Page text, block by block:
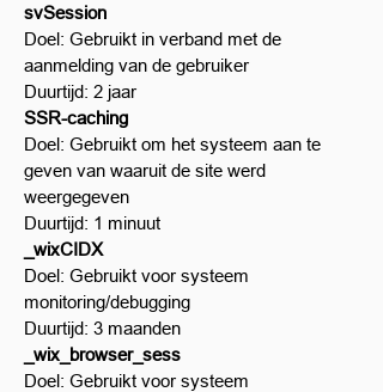
svSession
Doel: Gebruikt in verband met de
aanmelding van de gebruiker
Duurtijd: 2 jaar
SSR-caching
Doel: Gebruikt om het systeem aan te
geven van waaruit de site werd
weergegeven
Duurtijd: 1 minuut
_wixCIDX
Doel: Gebruikt voor systeem
monitoring/debugging
Duurtijd: 3 maanden
_wix_browser_sess
Doel: Gebruikt voor systeem